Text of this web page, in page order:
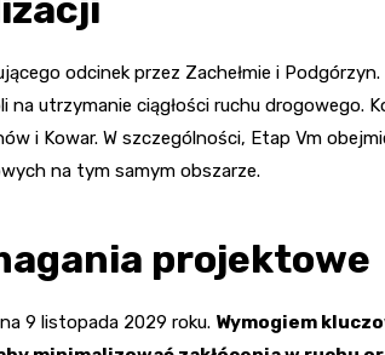
odcinek przez Zachełmie i
utrzymanie ciągłości ruchu drogowego.
i Kowar. W szczególności, Etap Vm
na tym samym obszarze.
projektowe
9 listopada 2029 roku. Wymogiem